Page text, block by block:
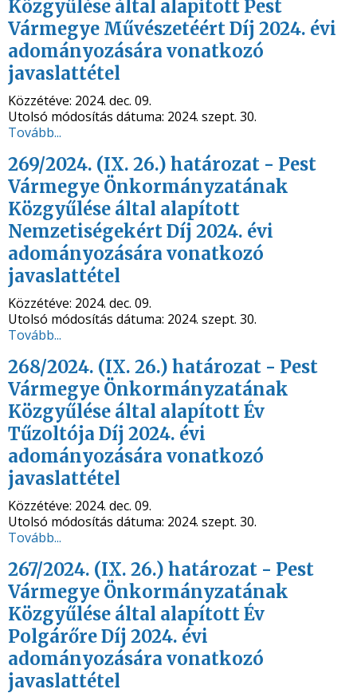
Közgyűlése által alapított Pest
Vármegye Művészetéért Díj 2024. évi
adományozására vonatkozó
javaslattétel
Közzétéve: 2024. dec. 09.
Utolsó módosítás dátuma: 2024. szept. 30.
Tovább...
269/2024. (IX. 26.) határozat - Pest
Vármegye Önkormányzatának
Közgyűlése által alapított
Nemzetiségekért Díj 2024. évi
adományozására vonatkozó
javaslattétel
Közzétéve: 2024. dec. 09.
Utolsó módosítás dátuma: 2024. szept. 30.
Tovább...
268/2024. (IX. 26.) határozat - Pest
Vármegye Önkormányzatának
Közgyűlése által alapított Év
Tűzoltója Díj 2024. évi
adományozására vonatkozó
javaslattétel
Közzétéve: 2024. dec. 09.
Utolsó módosítás dátuma: 2024. szept. 30.
Tovább...
267/2024. (IX. 26.) határozat - Pest
Vármegye Önkormányzatának
Közgyűlése által alapított Év
Polgárőre Díj 2024. évi
adományozására vonatkozó
javaslattétel